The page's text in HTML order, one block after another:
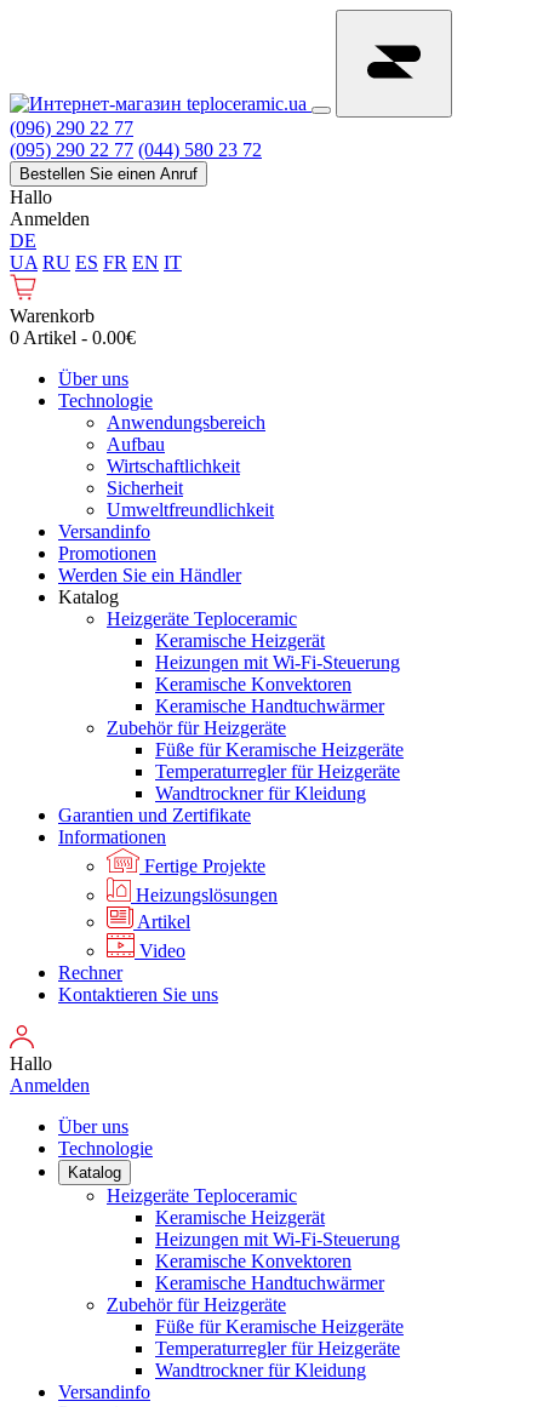
(096) 290 22 77
(095) 290 22 77 (044) 580 23 72
Bestellen Sie einen Anruf
Hallo
Anmelden
DE
UA RU ES FR EN IT
Warenkorb
0 Artikel - 0.00€
Über uns
Technologie
Anwendungsbereich
Aufbau
Wirtschaftlichkeit
Sicherheit
Umweltfreundlichkeit
Versandinfo
Promotionen
Werden Sie ein Händler
Katalog
Heizgeräte Teploceramic
Keramische Heizgerät
Heizungen mit Wi-Fi-Steuerung
Keramische Konvektoren
Keramische Handtuchwärmer
Zubehör für Heizgeräte
Füße für Keramische Heizgeräte
Temperaturregler für Heizgeräte
Wandtrockner für Kleidung
Garantien und Zertifikate
Informationen
Fertige Projekte
Heizungslösungen
Artikel
Video
Rechner
Kontaktieren Sie uns
Hallo
Anmelden
Über uns
Technologie
Katalog
Heizgeräte Teploceramic
Keramische Heizgerät
Heizungen mit Wi-Fi-Steuerung
Keramische Konvektoren
Keramische Handtuchwärmer
Zubehör für Heizgeräte
Füße für Keramische Heizgeräte
Temperaturregler für Heizgeräte
Wandtrockner für Kleidung
Versandinfo